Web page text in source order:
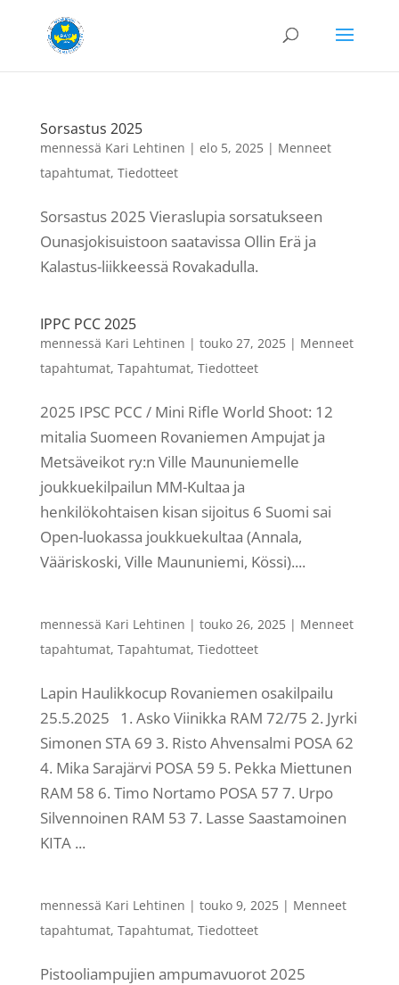
Sorsastus 2025
mennessä Kari Lehtinen | elo 5, 2025| Menneet
tapahtumat, Tiedotteet
Sorsastus 2025 Vieraslupia sorsatukseen
Ounasjokisuistoon saatavissa Ollin Erä ja
Kalastus-liikkeessä Rovakadulla.
IPPC PCC 2025
mennessä Kari Lehtinen | touko 27, 2025| Menneet
tapahtumat, Tapahtumat, Tiedotteet
2025 IPSC PCC / Mini Rifle World Shoot: 12
mitalia Suomeen Rovaniemen Ampujat ja
Metsäveikot ry:n Ville Maununiemelle
joukkuekilpailun MM-Kultaa ja
henkilökohtaisen kisan sijoitus 6 Suomi sai
Open-luokassa joukkuekultaa (Annala,
Vääriskoski, Ville Maununiemi, Kössi)....
mennessä Kari Lehtinen | touko 26, 2025| Menneet
tapahtumat, Tapahtumat, Tiedotteet
Lapin Haulikkocup Rovaniemen osakilpailu
25.5.2025 1. Asko Viinikka RAM 72/75 2. Jyrki
Simonen STA 69 3. Risto Ahvensalmi POSA 62
4. Mika Sarajärvi POSA 59 5. Pekka Miettunen
RAM 58 6. Timo Nortamo POSA 57 7. Urpo
Silvennoinen RAM 53 7. Lasse Saastamoinen
KITA ...
mennessä Kari Lehtinen | touko 9, 2025| Menneet
tapahtumat, Tapahtumat, Tiedotteet
Pistooliampujien ampumavuorot 2025